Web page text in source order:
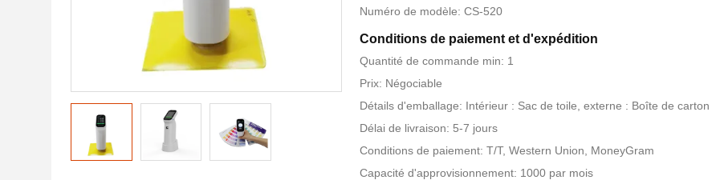
Numéro de modèle: CS-520
Conditions de paiement et d'expédition
Quantité de commande min: 1
Prix: Négociable
Détails d'emballage: Intérieur : Sac de toile, externe : Boîte de carton
Délai de livraison: 5-7 jours
Conditions de paiement: T/T, Western Union, MoneyGram
Capacité d'approvisionnement: 1000 par mois